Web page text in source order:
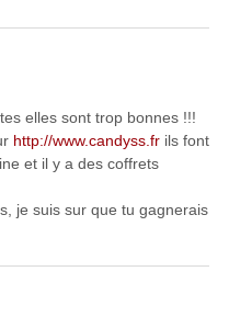
elles sont trop bonnes !!!
http://www.candyss.frils font
et il y a des coffrets
je suis sur que tu gagnerais